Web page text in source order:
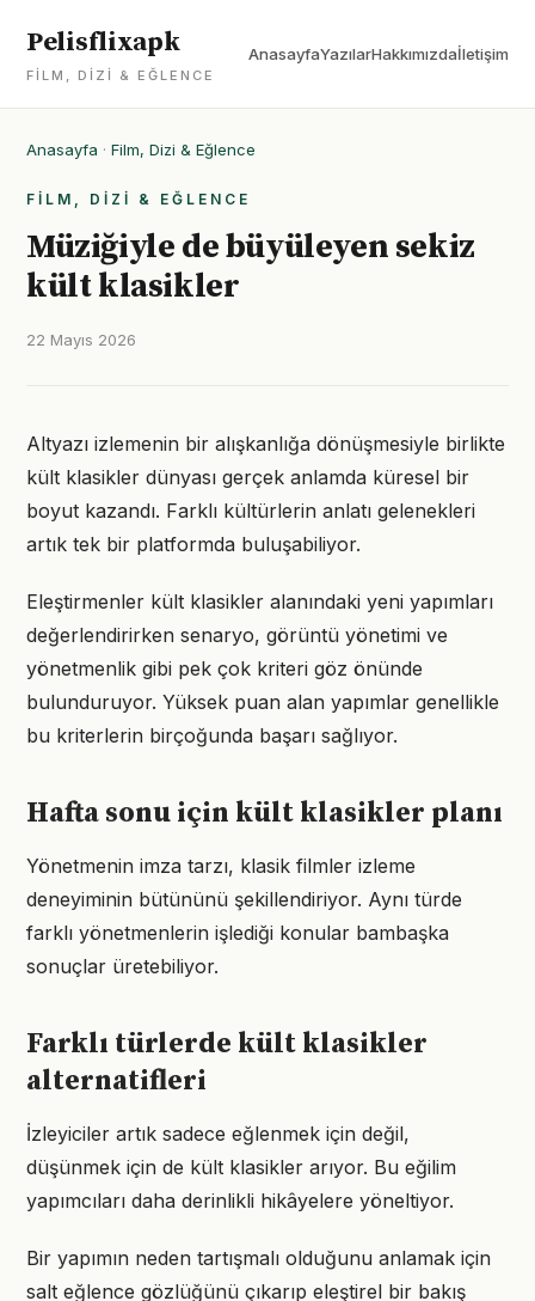
Pelisflixapk
FILM, DIZI & EĞLENCE
AnasayfaYazılarHakkımızdaİletişim
Anasayfa · Film, Dizi & Eğlence
FILM, DIZI & EĞLENCE
Müziğiyle de büyüleyen sekiz
kült klasikler
22 Mayıs 2026
Altyazı izlemenin bir alışkanlığa dönüşmesiyle birlikte
kült klasikler dünyası gerçek anlamda küresel bir
boyut kazandı. Farklı kültürlerin anlatı gelenekleri
artık tek bir platformda buluşabiliyor.
Eleştirmenler kült klasikler alanındaki yeni yapımları
değerlendirirken senaryo, görüntü yönetimi ve
yönetmenlik gibi pek çok kriteri göz önünde
bulunduruyor. Yüksek puan alan yapımlar genellikle
bu kriterlerin birçoğunda başarı sağlıyor.
Hafta sonu için kült klasikler planı
Yönetmenin imza tarzı, klasik filmler izleme
deneyiminin bütününü şekillendiriyor. Aynı türde
farklı yönetmenlerin işlediği konular bambaşka
sonuçlar üretebiliyor.
Farklı türlerde kült klasikler
alternatifleri
İzleyiciler artık sadece eğlenmek için değil,
düşünmek için de kült klasikler arıyor. Bu eğilim
yapımcıları daha derinlikli hikâyelere yöneltiyor.
Bir yapımın neden tartışmalı olduğunu anlamak için
salt eğlence gözlüğünü çıkarıp eleştirel bir bakış